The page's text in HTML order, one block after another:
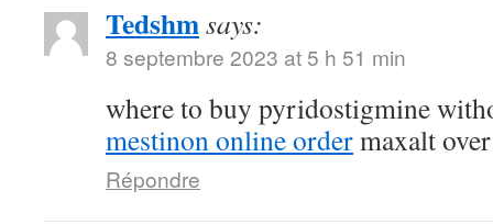
Tedshmsays:
8 septembre 2023 at 5 h 51 min
where to buy pyridostigmine
mestinon online ordermaxalt
Répondre